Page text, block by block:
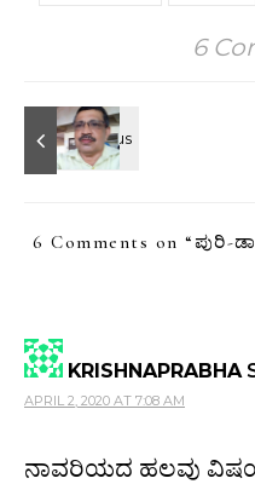
6
6 Comments on “ಪುರಿ-
KRISHNAPRABHA
APRIL 2, 2020 AT 7:08 AM
ನಾವರಿಯದ ಹಲವು